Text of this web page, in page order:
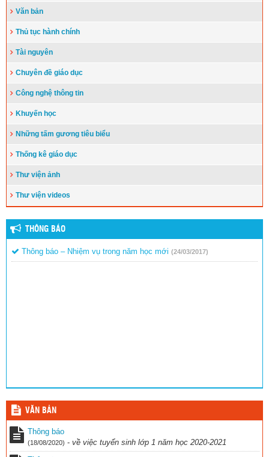
Văn bản
Thủ tục hành chính
Tài nguyên
Chuyên đề giáo dục
Công nghệ thông tin
Khuyến học
Những tấm gương tiêu biểu
Thống kê giáo dục
Thư viện ảnh
Thư viện videos
THÔNG BÁO
Thông báo – Nhiệm vụ trong năm học mới (24/03/2017)
VĂN BẢN
Thông báo
(18/08/2020) - về việc tuyển sinh lớp 1 năm học 2020-2021